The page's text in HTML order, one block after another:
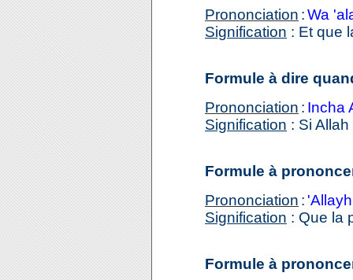
Prononciation :Wa
Signification : Et que
Formule à dire
Prononciation : Incha
Signification : Si
Formule à
Prononciation :
Signification : Que la
Formule à